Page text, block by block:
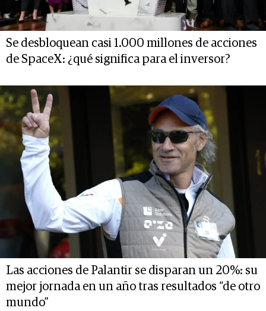
Se desbloquean casi 1.000 millones de acciones
de SpaceX: ¿qué significa para el inversor?
Las acciones de Palantir se disparan un 20%: su
mejor jornada en un año tras resultados “de otro
mundo”